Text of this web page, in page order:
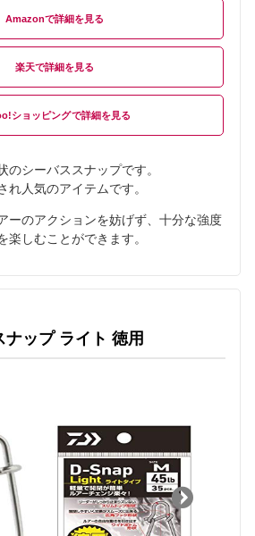
Amazon
楽天
ショッピング
のシーバススナップです。
れ人気のアイテムです。
ーのアクションを妨げず、十分な強度
楽しむことができます。
ナップ ライト 徳用